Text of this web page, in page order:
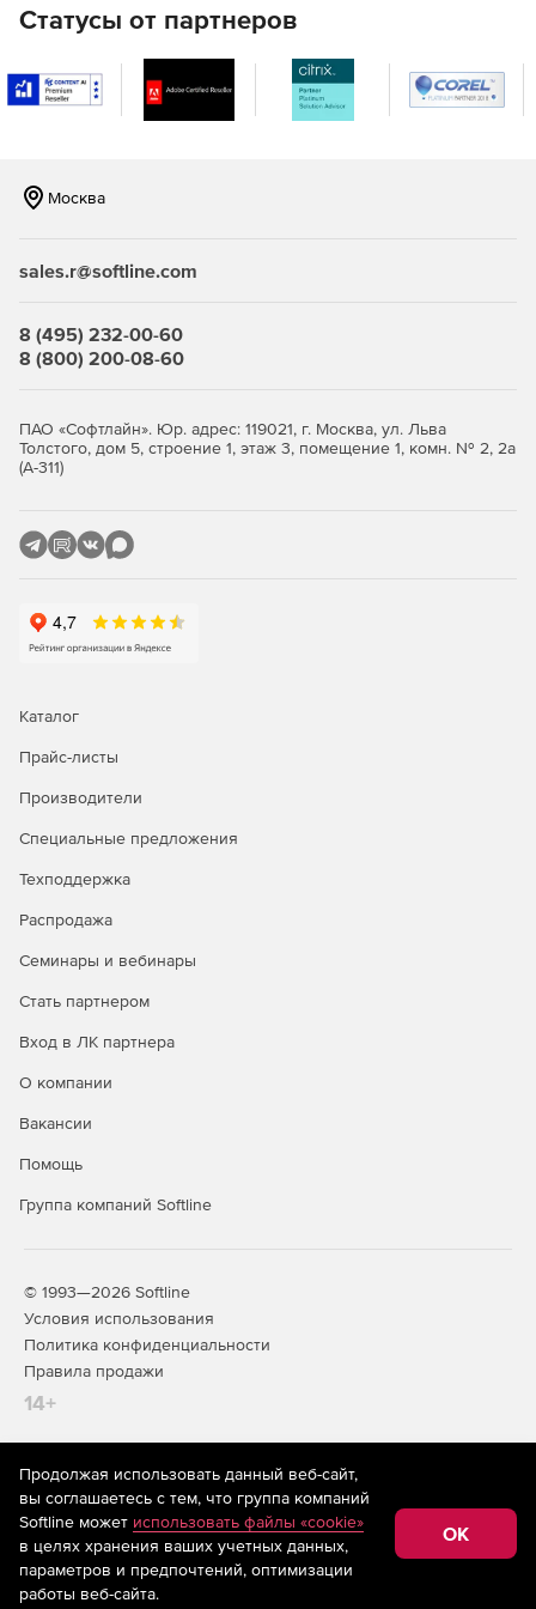
возможность работы с ключами пользователей на
мобильного устройства с поддержкой NFC);
возможность работы с локальными ключами
дополнительного модуля облачного провайдера
совместимости с традиционными приложениями;
интеграцию со сторонними центрами идентификации
по протоколу открытой авторизации OAuth 2.0. (в т.ч. с
Статусы от партнеров
Москва
sales.r@softline.com
8 (495) 232-00-60
8 (800) 200-08-60
ПАО «Софтлайн». Юр. адрес: 119021, г. Москва, ул. Льва
Толстого, дом 5, строение 1, этаж 3, помещение 1, комн. № 2, 2а
(А-311)
Каталог
Прайс-листы
Производители
Специальные предложения
Техподдержка
Распродажа
Семинары и вебинары
Стать партнером
Вход в ЛК партнера
О компании
Вакансии
Помощь
Группа компаний Softline
© 1993—2026 Softline
Условия использования
Политика конфиденциальности
Правила продажи
14+
На информационном ресурсе store.softline.ru применяются
рекомендательные технологии(информационные технологии
предоставления информации на основе сбора,
систематизации и анализа сведений, относящихся к
предпочтениям пользователей сети «Интернет»,
находящихся на территории Российской Федерации)
Продолжая использовать данный веб-сайт,
вы соглашаетесь с тем, что группа компаний
Softline может использовать файлы «cookie»
в целях хранения ваших учетных данных,
параметров и предпочтений, оптимизации
работы веб-сайта.
OK